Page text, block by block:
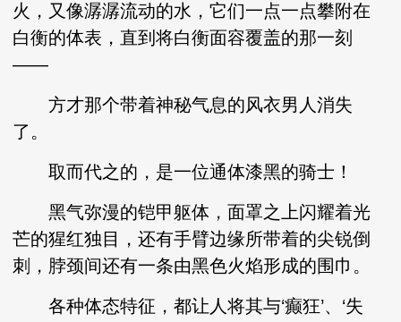
火，又像潺潺流动的水，它们一点一点攀附在
白衡的体表，直到将白衡面容覆盖的那一刻
——
方才那个带着神秘气息的风衣男人消失
了。
取而代之的，是一位通体漆黑的骑士！
黑气弥漫的铠甲躯体，面罩之上闪耀着光
芒的猩红独目，还有手臂边缘所带着的尖锐倒
刺，脖颈间还有一条由黑色火焰形成的围巾。
各种体态特征，都让人将其与‘癫狂’、‘失